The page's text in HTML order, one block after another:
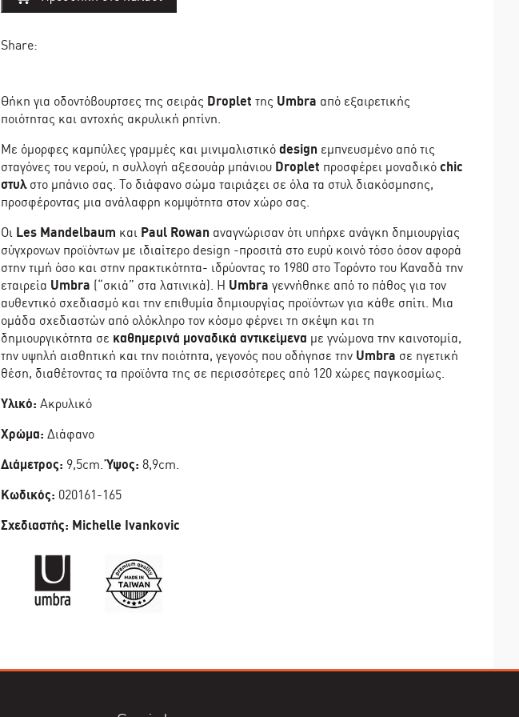
θήκη
οδοντόβουρτσες
Share:
Θήκη για οδοντόβουρτσες της σειράς Dropletτης Umbra από εξαιρετικής
ποιότητας και αντοχής ακρυλική ρητίνη.
Με όμορφες καμπύλες γραμμές και μινιμαλιστικόdesign εμπνευσμένο από τις
σταγόνες του νερού, η συλλογή αξεσουάρ μπάνιου Droplet προσφέρει μοναδικόchic
στυλστο μπάνιο σας. Το διάφανο σώμα ταιριάζει σε όλα τα στυλ διακόσμησης,
προσφέροντας μια ανάλαφρη κομψότητα στον χώρο σας.
Οι Les Mandelbaum και Paul Rowan αναγνώρισαν ότι υπήρχε ανάγκη δημιουργίας
σύγχρονων προϊόντων με ιδιαίτερο design -προσιτά στο ευρύ κοινό τόσο όσον αφορά
στην τιμή όσο και στην πρακτικότητα- ιδρύοντας το 1980 στο Τορόντο του Καναδά την
εταιρεία Umbra (“σκιά” στα λατινικά). Η Umbra γεννήθηκε από το πάθος για τον
αυθεντικό σχεδιασμό και την επιθυμία δημιουργίας προϊόντων για κάθε σπίτι. Μια
ομάδα σχεδιαστών από ολόκληρο τον κόσμο φέρνει τη σκέψη και τη
δημιουργικότητα σε καθημερινά μοναδικά αντικείμενα με γνώμονα την καινοτομία,
την υψηλή αισθητική και την ποιότητα, γεγονός που οδήγησε την Umbra σε ηγετική
θέση, διαθέτοντας τα προϊόντα της σε περισσότερες από 120 χώρες παγκοσμίως.
Υλικό: Ακρυλικό
Χρώμα:Διάφανο
Διάμετρος: 9,5cm.Ύψος: 8,9cm.
Κωδικός: 020161-165
Σχεδιαστής: Michelle Ivankovic